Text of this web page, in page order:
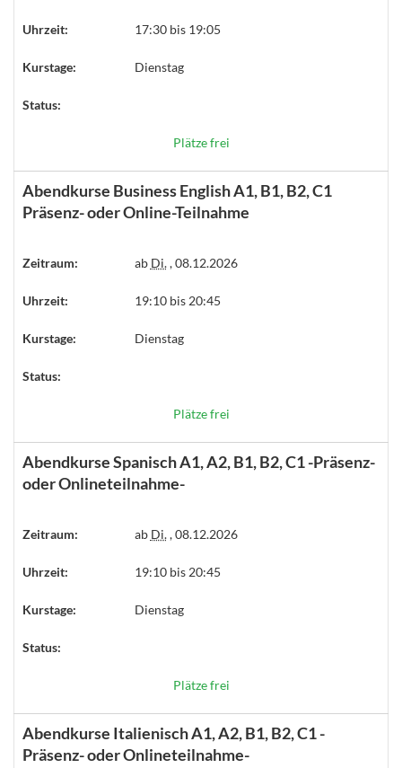
Uhrzeit: 17:30 bis 19:05
Kurstage: Dienstag
Status:
Plätze frei
Abendkurse Business English A1, B1, B2, C1
Präsenz- oder Online-Teilnahme
Zeitraum: ab Di., 08.12.2026
Uhrzeit: 19:10 bis 20:45
Kurstage: Dienstag
Status:
Plätze frei
Abendkurse Spanisch A1, A2, B1, B2, C1 -Präsenz-
oder Onlineteilnahme-
Zeitraum: ab Di., 08.12.2026
Uhrzeit: 19:10 bis 20:45
Kurstage: Dienstag
Status:
Plätze frei
Abendkurse Italienisch A1, A2, B1, B2, C1 -
Präsenz- oder Onlineteilnahme-